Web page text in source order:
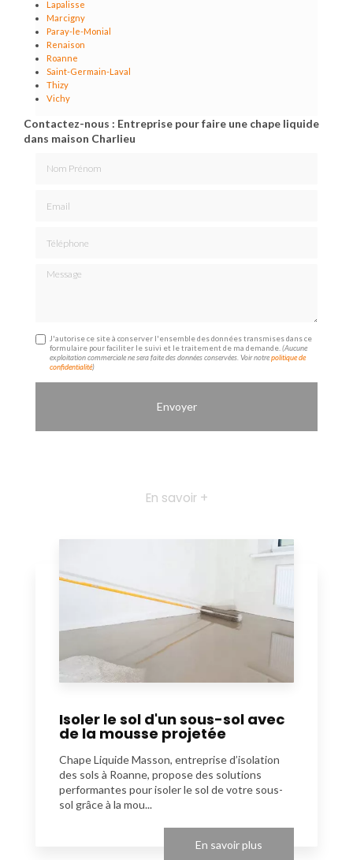
Lapalisse
Marcigny
Paray-le-Monial
Renaison
Roanne
Saint-Germain-Laval
Thizy
Vichy
Contactez-nous : Entreprise pour faire une chape liquide
dans maison Charlieu
Message
J'autorise ce site à conserver l'ensemble des données transmises dans ce
formulaire pour faciliter le suivi et le traitement de ma demande.(Aucune
exploitation commerciale ne sera faite des données conservées. Voir notrepolitique de
confidentialité)
En savoir +
Isoler le sol d'un sous-sol avec
de la mousse projetée
Chape Liquide Masson, entreprise d’isolation
des sols à Roanne, propose des solutions
performantes pour isoler le sol de votre sous-
sol grâce à la mou...
En savoir plus